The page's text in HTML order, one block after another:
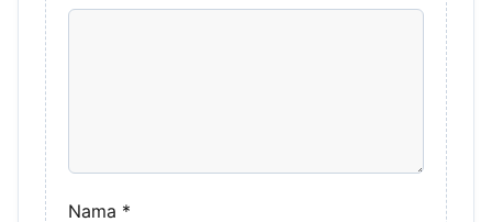
Nama *